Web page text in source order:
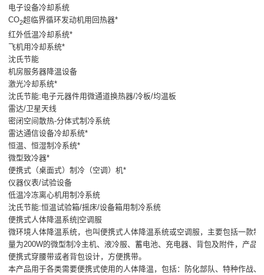
电子设备冷却系统
CO2超临界循环发动机用回热器*
红外低温冷却系统*
飞机用冷却系统*
沈氏节能
机房服务器降温设备
激光冷却系统*
沈氏节能:电子元器件用微通道换热器/冷板/均温板
雷达/卫星天线
密闭空间散热-分体式制冷系统
雷达通信设备冷却系统*
恒温、恒湿制冷系统*
微型致冷器*
便携式（桌面式）制冷（空调）机*
仪器仪表/试验设备
低温冷冻离心机用制冷系统
沈氏节能:恒温试验箱/摇床/设备箱用制冷系统
便携式人体降温系统|空调服
微环境人体降温系统，也叫便携式人体降温系统或空调服，主要包括一款制
量为200W的微型制冷主机、液冷服、蓄电池、充电器、背包及附件，产品
便携式穿腰带或者背包设计，方便携带。
本产品用于各类需要便携式使用的人体降温，包括：防化部队、特种作战、